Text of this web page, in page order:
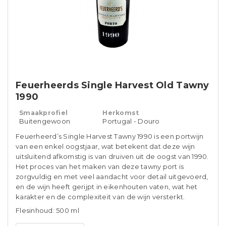
Feuerheerds Single Harvest Old Tawny
1990
Smaakprofiel
Buitengewoon
Herkomst
Portugal - Douro
Feuerheerd’s Single Harvest Tawny 1990 is een portwijn
van een enkel oogstjaar, wat betekent dat deze wijn
uitsluitend afkomstig is van druiven uit de oogst van 1990.
Het proces van het maken van deze tawny port is
zorgvuldig en met veel aandacht voor detail uitgevoerd,
en de wijn heeft gerijpt in eikenhouten vaten, wat het
karakter en de complexiteit van de wijn versterkt.
Flesinhoud: 500 ml